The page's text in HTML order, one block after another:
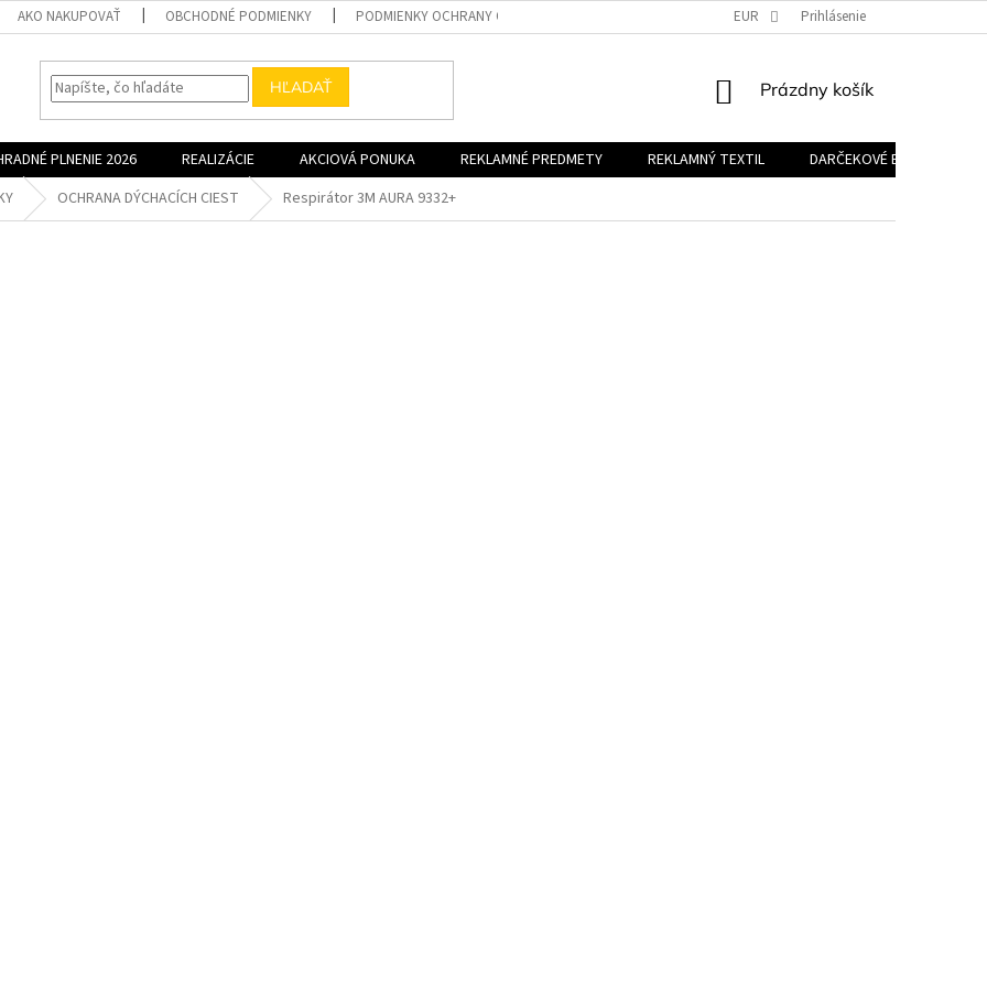
AKO NAKUPOVAŤ OBCHODNÉ PODMIENKY PODMIENKY OCHRANY OSOBNÝCH ÚDAJOV EUR Prihlásenie
HĽADAŤ
NÁKUPNÝ
Prázdny košík
PLNENIE 2026 REALIZÁCIE AKCIOVÁ PONUKA REKLAMNÉ PREDMETY REKLAMNÝ TEXTIL
DARČEKOVÉ BALÍČKY
OCHRANA DÝCHACÍCH CIEST Respirátor 3M AURA 9332+